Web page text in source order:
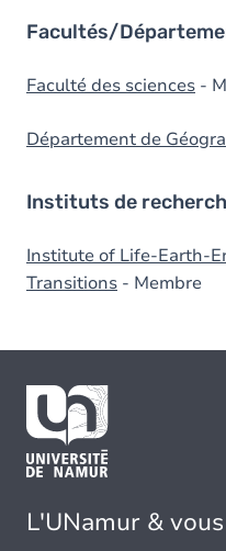
Facultés/
Faculté des sciences -
Département de
Instituts de
Institute of Life-Earth-
Transitions - Membre
L'UNamur & vous